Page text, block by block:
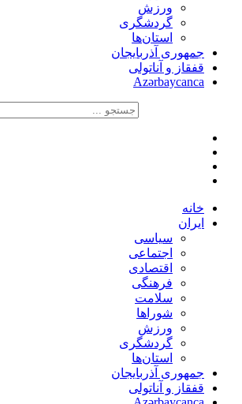
ورزش
گردشگری
استان‌ها
جمهوری آذربایجان
قفقاز و آناتولی
Azərbaycanca
خانه
ایران
سیاسی
اجتماعی
اقتصادی
فرهنگی
سلامت
شوراها
ورزش
گردشگری
استان‌ها
جمهوری آذربایجان
قفقاز و آناتولی